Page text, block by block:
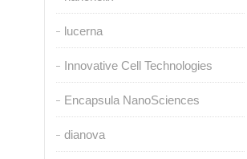
lucerna
Innovative Cell Technologies
Encapsula NanoSciences
dianova